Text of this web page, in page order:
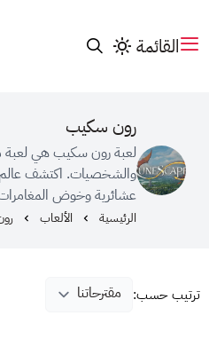
القائمة
رون سكيب
لعبة رون سكيب هي لعبة
والشخصيات. اكتشف عالم
عشائرية وخوض
الرئيسية الألعاب
ترتيب حسب: